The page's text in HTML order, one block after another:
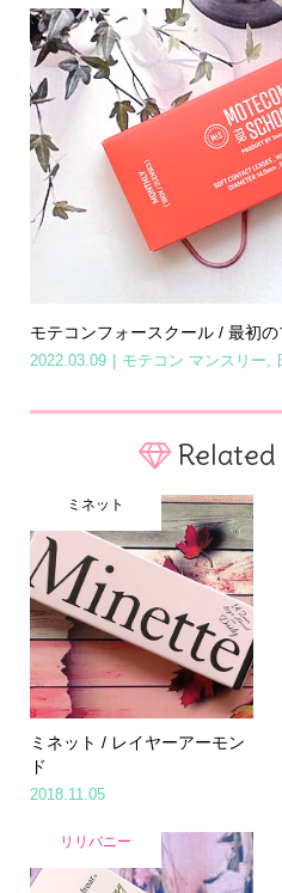
モテコンフォースクール / 最初の
2022.03.09 モテコン マンスリー,
ミネット
ミネット / レイヤーアーモン
ド
2018.11.05
リリバニー